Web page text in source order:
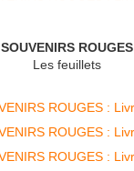
SOUVENIRS ROUGES
Les feuillets